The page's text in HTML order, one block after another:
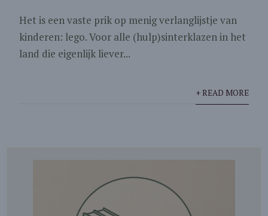
Het is een vaste prik op menig verlanglijstje van
kinderen: lego. Voor alle (hulp)sinterklazen in het
land die eigenlijk liever...
+ READ MORE